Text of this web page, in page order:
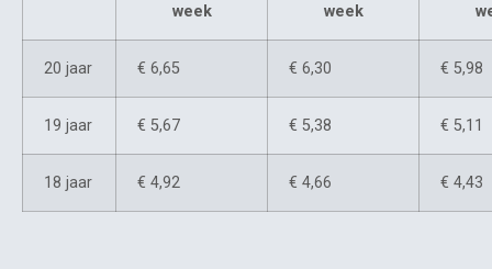
week
week
20 jaar € 6,65 € 6,30 € 5,98
19 jaar € 5,67 € 5,38 € 5,11
18 jaar € 4,92 € 4,66 € 4,43